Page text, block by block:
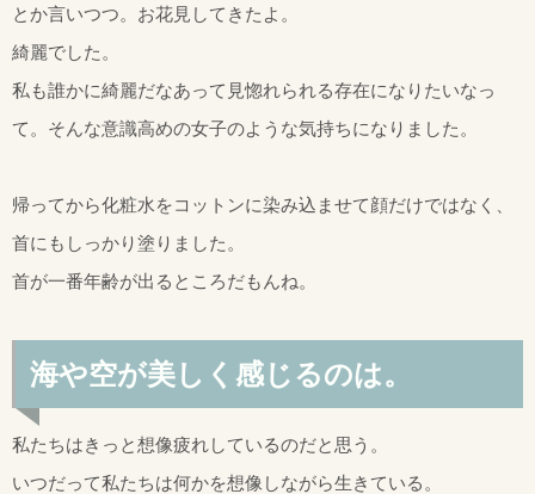
とか言いつつ。お花見してきたよ。
綺麗でした。
私も誰かに綺麗だなあって見惚れられる存在になりたいなっ
て。そんな意識高めの女子のような気持ちになりました。
帰ってから化粧水をコットンに染み込ませて顔だけではなく、
首にもしっかり塗りました。
首が一番年齢が出るところだもんね。
海や空が美しく感じるのは。
私たちはきっと想像疲れしているのだと思う。
いつだって私たちは何かを想像しながら生きている。